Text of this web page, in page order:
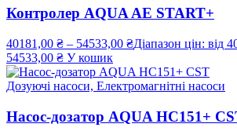
Контролер AQUA AE START+
40181,00 ₴ – 54533,00 ₴Діапазон цін: від
54533,00 ₴ У кошик
Дозуючі насоси, Електромагнітні насоси
Насос-дозатор AQUA HC151+